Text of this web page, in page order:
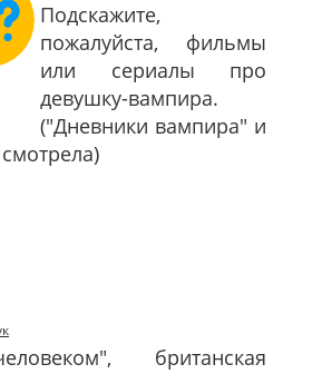
Подскажите,
пожалуйста, фильмы
или сериалы про
девушку-вампира.
("Дневники вампира" и
британская